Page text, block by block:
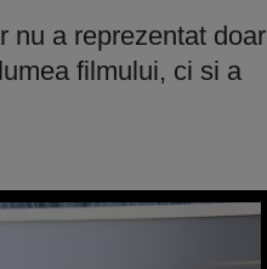
nu a reprezentat doar
filmului, ci si a